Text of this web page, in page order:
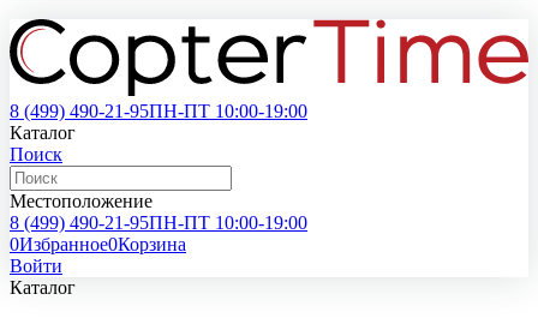
8 (499) 490-21-95ПН-ПТ 10:00-19:00
Каталог
Поиск
Местоположение
8 (499) 490-21-95ПН-ПТ 10:00-19:00
0Избранное0Корзина
Войти
Каталог